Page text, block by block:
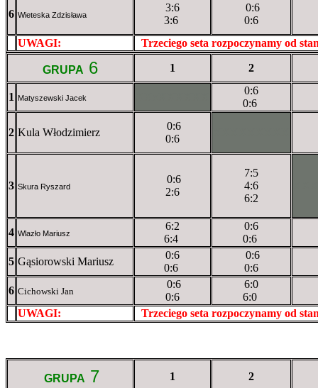
6 Wieteska Zdzisława
3:6
3:6
0:6
0:6
UWAGI:
Trzeciego seta rozpoczynamy od
GRUPA 6 1 2
1 Matyszewski Jacek
0:6
0:6
2 Kula Włodzimierz
0:6
0:6
3 Skura Ryszard
0:6
2:6
7:5
4:6
6:2
4 Wlazło Mariusz
6:2
6:4
0:6
0:6
5 Gąsiorowski Mariusz
0:6
0:6
0:6
0:6
6 Cichowski Jan
0:6
0:6
6:0
6:0
UWAGI:
Trzeciego seta rozpoczynamy od
GRUPA 7 1 2